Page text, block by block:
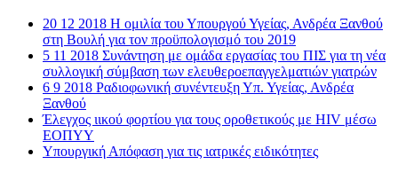
20 12 2018 Η ομιλία του Υπουργού Υγείας, Ανδρέα Ξανθού
στη Βουλή για τον προϋπολογισμό του 2019
5 11 2018 Συνάντηση με ομάδα εργασίας του ΠΙΣ για τη νέα
συλλογική σύμβαση των ελευθεροεπαγγελματιών γιατρών
6 9 2018 Ραδιοφωνική συνέντευξη Υπ. Υγείας, Ανδρέα
Ξανθού
Έλεγχος ιικού φορτίου για τους οροθετικούς με HIV μέσω
ΕΟΠΥΥ
Υπουργική Απόφαση για τις ιατρικές ειδικότητες